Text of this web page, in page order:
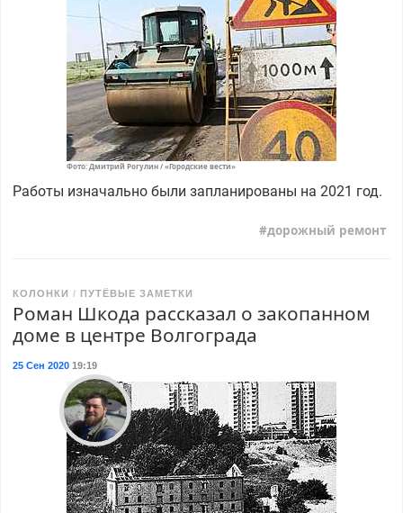
Фото: Дмитрий Рогулин / «Городские вести»
Работы изначально были запланированы на 2021 год.
дорожный ремонт
КОЛОНКИ ПУТЁВЫЕ ЗАМЕТКИ
Роман Шкода рассказал о закопанном
доме в центре Волгограда
25 Сен 202019:19